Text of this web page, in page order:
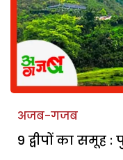
अजब-गजब
9 द्वीपों का समूह